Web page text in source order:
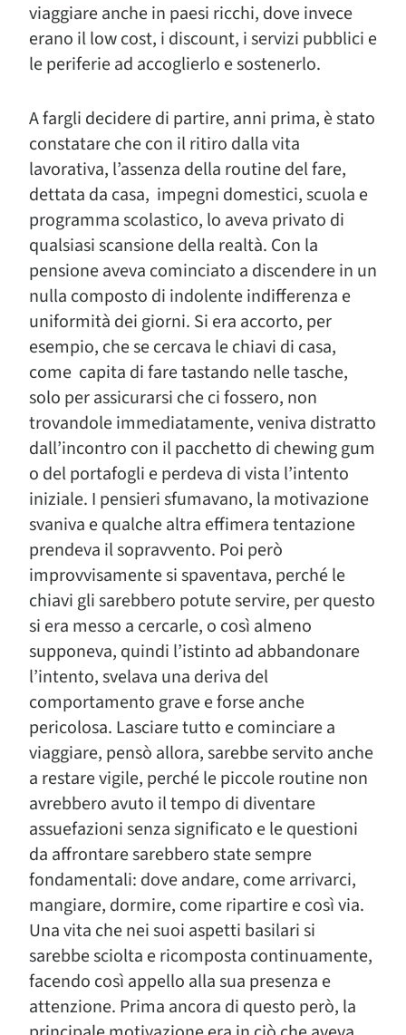
viaggiare anche in paesi ricchi, dove invece
erano il low cost, i discount, i servizi pubblici e
le periferie ad accoglierlo e sostenerlo.
A fargli decidere di partire, anni prima, è stato
constatare che con il ritiro dalla vita
lavorativa, l’assenza della routine del fare,
dettata da casa, impegni domestici, scuola e
programma scolastico, lo aveva privato di
qualsiasi scansione della realtà. Con la
pensione aveva cominciato a discendere in un
nulla composto di indolente indifferenza e
uniformità dei giorni. Si era accorto, per
esempio, che se cercava le chiavi di casa,
come capita di fare tastando nelle tasche,
solo per assicurarsi che ci fossero, non
trovandole immediatamente, veniva distratto
dall’incontro con il pacchetto di chewing gum
o del portafogli e perdeva di vista l’intento
iniziale. I pensieri sfumavano, la motivazione
svaniva e qualche altra effimera tentazione
prendeva il sopravvento. Poi però
improvvisamente si spaventava, perché le
chiavi gli sarebbero potute servire, per questo
si era messo a cercarle, o così almeno
supponeva, quindi l’istinto ad abbandonare
l’intento, svelava una deriva del
comportamento grave e forse anche
pericolosa. Lasciare tutto e cominciare a
viaggiare, pensò allora, sarebbe servito anche
a restare vigile, perché le piccole routine non
avrebbero avuto il tempo di diventare
assuefazioni senza significato e le questioni
da affrontare sarebbero state sempre
fondamentali: dove andare, come arrivarci,
mangiare, dormire, come ripartire e così via.
Una vita che nei suoi aspetti basilari si
sarebbe sciolta e ricomposta continuamente,
facendo così appello alla sua presenza e
attenzione. Prima ancora di questo però, la